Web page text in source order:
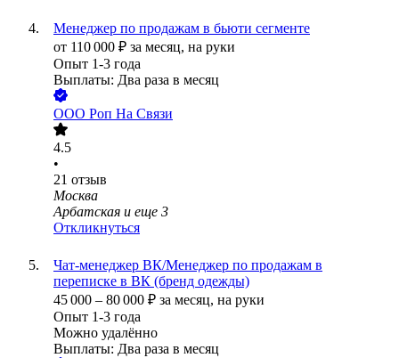
Менеджер по продажам в бьюти сегменте
от 110 000 ₽ за месяц, на руки
Опыт 1-3 года
Выплаты: Два раза в месяц
ООО Роп На Связи
4.5
•
21 отзыв
Москва
Арбатская и еще 3
Откликнуться
Чат-менеджер ВК/Менеджер по продажам в
переписке в ВК (бренд одежды)
45 000 – 80 000 ₽ за месяц, на руки
Опыт 1-3 года
Можно удалённо
Выплаты: Два раза в месяц